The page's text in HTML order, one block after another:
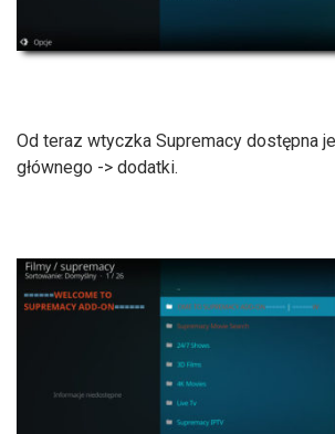
Od teraz wtyczka Supremacy dostępna
głównego -> dodatki.